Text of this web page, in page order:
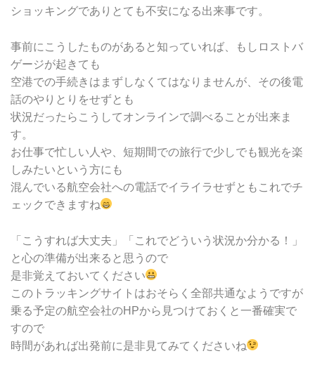
ショッキングでありとても不安になる出来事です。
事前にこうしたものがあると知っていれば、もしロストバ
ゲージが起きても
空港での手続きはまずしなくてはなりませんが、その後電
話のやりとりをせずとも
状況だったらこうしてオンラインで調べることが出来ま
す。
お仕事で忙しい人や、短期間での旅行で少しでも観光を楽
しみたいという方にも
混んでいる航空会社への電話でイライラせずともこれでチ
ェックできますね
「こうすれば大丈夫」「これでどういう状況か分かる！」
と心の準備が出来ると思うので
是非覚えておいてください
このトラッキングサイトはおそらく全部共通なようですが
乗る予定の航空会社のHPから見つけておくと一番確実で
すので
時間があれば出発前に是非見てみてくださいね